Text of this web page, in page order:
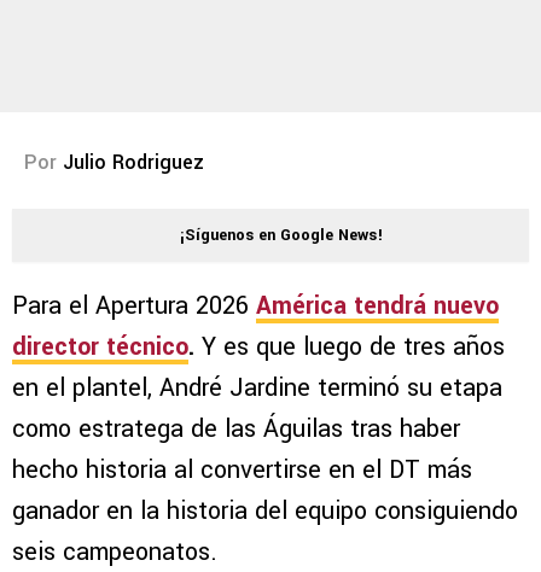
Por Julio Rodriguez
¡Síguenos en Google News!
Para el Apertura 2026 América tendrá nuevo
director técnico. Y es que luego de tres años
en el plantel, André Jardine terminó su etapa
como estratega de las Águilas tras haber
hecho historia al convertirse en el DT más
ganador en la historia del equipo consiguiendo
seis campeonatos.